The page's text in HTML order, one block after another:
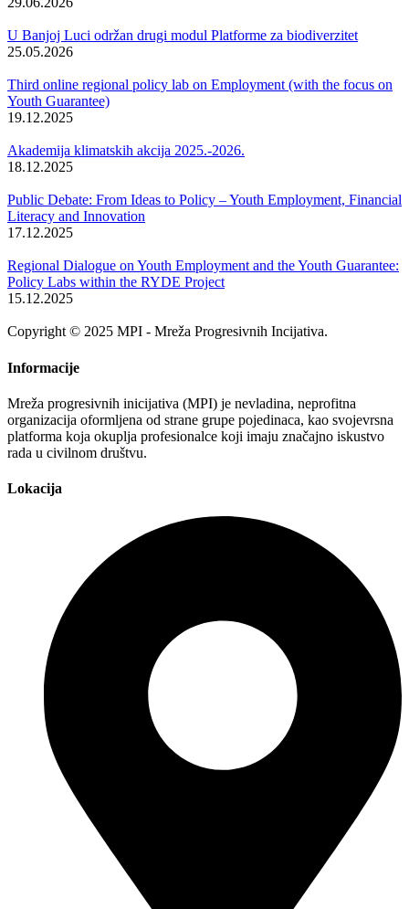
U Banjoj Luci održan drugi modul Platforme za biodiverzitet
25.05.2026
Third online regional policy lab on Employment (with the focus on
Youth Guarantee)
19.12.2025
Akademija klimatskih akcija 2025.-2026.
18.12.2025
Public Debate: From Ideas to Policy – Youth Employment, Financial
Literacy and Innovation
17.12.2025
Regional Dialogue on Youth Employment and the Youth Guarantee:
Policy Labs within the RYDE Project
15.12.2025
Copyright © 2025 MPI - Mreža Progresivnih Incijativa.
Informacije
Mreža progresivnih inicijativa (MPI) je nevladina, neprofitna
organizacija oformljena od strane grupe pojedinaca, kao svojevrsna
platforma koja okuplja profesionalce koji imaju značajno iskustvo
rada u civilnom društvu.
Lokacija